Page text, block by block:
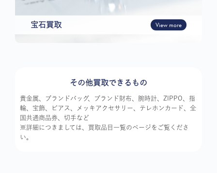
宝石買取 View more
その他買取できるもの
貴金属、ブランドバッグ、ブランド財布、腕時計、ZIPPO、指
輪、宝飾、ピアス、メッキアクセサリー、テレホンカード、全
国共通商品券、切手など
※詳細につきましては、買取品目一覧のページをご覧くださ
い。